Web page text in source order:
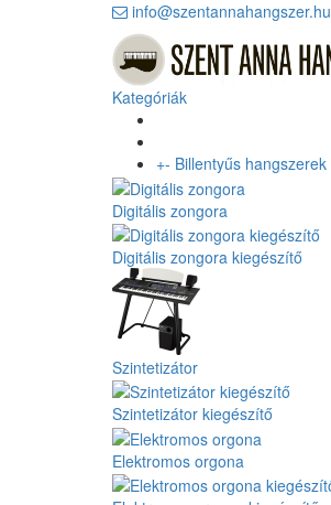
info@szentannahangszer.hu
Kategóriák
+- Billentyűs hangszerek
Digitális zongora
Digitális zongora kiegészítő
Szintetizátor
Szintetizátor kiegészítő
Elektromos orgona